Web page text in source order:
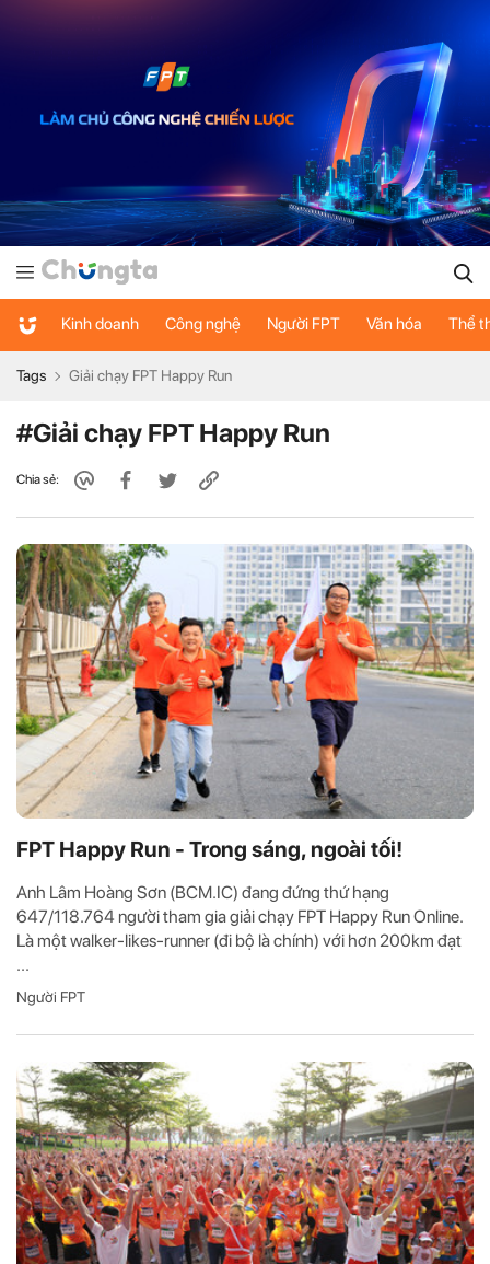
Kinh doanh Công nghệ Người FPT Văn hóa Thể
Tags Giải chạy FPT Happy Run
#Giải chạy FPT Happy Run
Chia sẻ:
FPT Happy Run - Trong sáng, ngoài tối!
Anh Lâm Hoàng Sơn (BCM.IC) đang đứng thứ hạng
647/118.764 người tham gia giải chạy FPT Happy Run Online.
Là một walker-likes-runner (đi bộ là chính) với hơn 200km đạt
...
Người FPT